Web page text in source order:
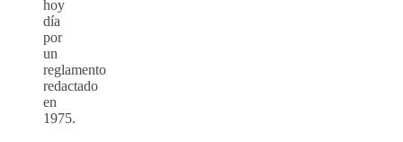
hoy
día
por
un
reglamento
redactado
en
1975.